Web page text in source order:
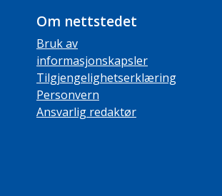
Om nettstedet
Bruk av
informasjonskapsler
Tilgjengelighetserklæring
Personvern
Ansvarlig redaktør